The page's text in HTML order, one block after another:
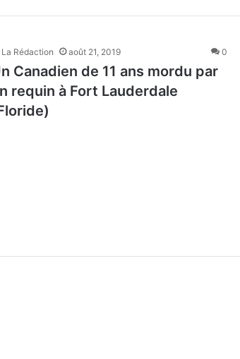
La Rédaction août 21, 2019 0
Canadien de 11 ans mordu par
requin à Fort Lauderdale